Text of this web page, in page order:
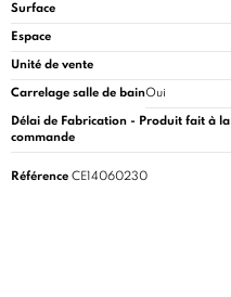
Surface
Espace
Unité de vente
Carrelage salle de bainOui
Délai de Fabrication - Produit fait à la
commande
Référence CE14060230